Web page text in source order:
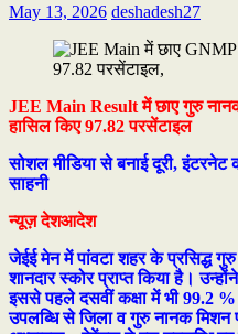
May 13, 2026 deshadesh27
JEE Main Result में छाए गुरु
हासिल किए 97.82 परसेंटाइल
सोशल मीडिया से बनाई दूरी, इंटरनेट
साहनी
न्यूज़ देशआदेश
जेईई मेन में पांवटा शहर के प्रसिद्ध
शानदार स्कोर प्राप्त किया है।
इससे पहले दसवीं कक्षा में भी 99.2
उपलब्धि से जिला व गुरु नानक